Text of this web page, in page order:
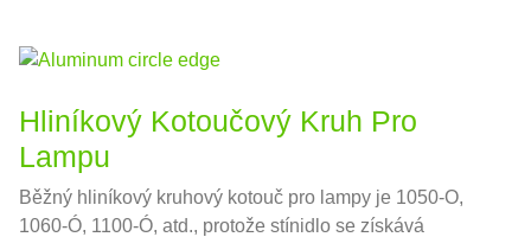
Hliníkový Kotoučový Kruh Pro
Lampu
Běžný hliníkový kruhový kotouč pro lampy je 1050-O,
1060-Ó, 1100-Ó, atd., protože stínidlo se získává